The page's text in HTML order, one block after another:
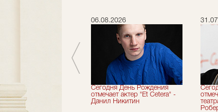
сезон!
06.08.2026
Сегодня День Рождения
отмечает актер "Et Cetera" -
Данил Никитин